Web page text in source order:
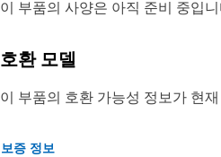
이 부품의 사양은 아직 준비 중입니
호환 모델
이 부품의 호환 가능성 정보가 현
보증 정보